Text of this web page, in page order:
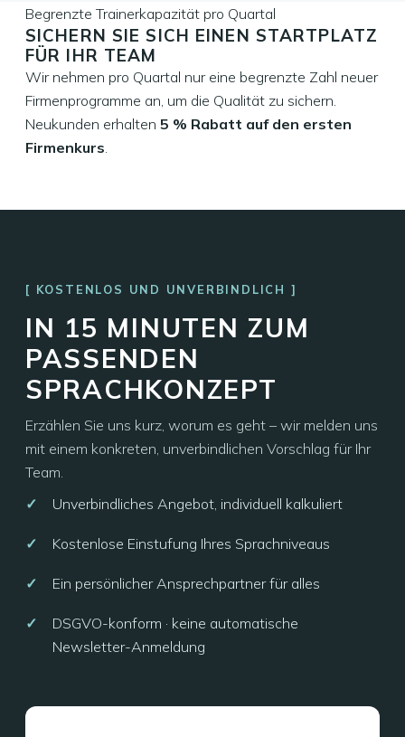
Begrenzte Trainerkapazität pro Quartal
SICHERN SIE SICH EINEN STARTPLATZ
FÜR IHR TEAM
Wir nehmen pro Quartal nur eine begrenzte Zahl neuer
Firmenprogramme an, um die Qualität zu sichern.
Neukunden erhalten 5 % Rabatt auf den ersten
Firmenkurs.
KOSTENLOS UND UNVERBINDLICH
IN 15 MINUTEN ZUM
PASSENDEN
SPRACHKONZEPT
Erzählen Sie uns kurz, worum es geht – wir melden uns
mit einem konkreten, unverbindlichen Vorschlag für Ihr
Team.
Unverbindliches Angebot, individuell kalkuliert
Kostenlose Einstufung Ihres Sprachniveaus
Ein persönlicher Ansprechpartner für alles
DSGVO-konform · keine automatische
Newsletter-Anmeldung